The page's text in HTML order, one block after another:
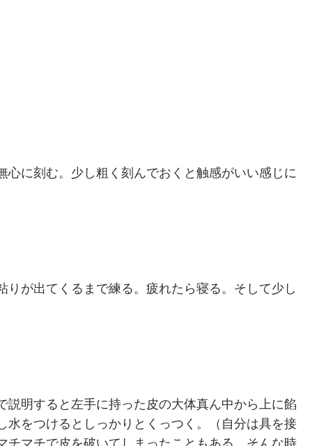
に刻む。少し粗く刻んでおくと触感がいい感じに
が出てくるまで練る。疲れたら寝る。そして少し
明すると左手に持った皮の大体真ん中から上に餡
をつけるとしっかりとくっつく。（自分は具を接
マチで皮を破いてしまったこともある。そんな時